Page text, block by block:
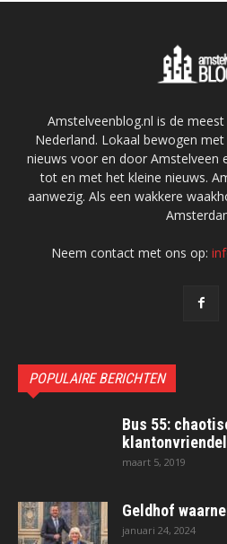
Amstelveenblog.nl is de
Nederland. Lokaal bewogen
nieuws voor en door Amstelveen
tot en met het kleine nieuws.
aanwezig. Als een wakkere
Neem contact met ons op:
POPULAIRE BERICHTEN
Bus 55:
maart 5, 2019
Geldhof
januari 24, 2024